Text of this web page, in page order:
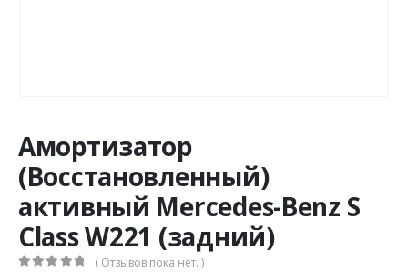
Амортизатор
(Восстановленный)
активный Mercedes-Benz S
Class W221 (задний)
( Отзывов пока нет. )